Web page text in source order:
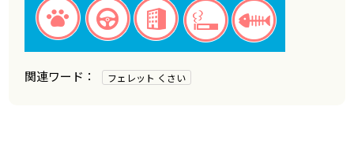
フェレット くさい